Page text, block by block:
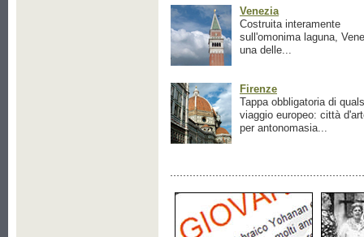
Venezia
Costruita interamente
sull'omonima laguna,
una delle...
Firenze
Tappa obbligatoria di
viaggio europeo: città
per antonomasia...